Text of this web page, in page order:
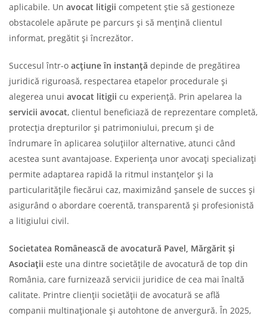
aplicabile. Un avocat litigii competent știe să gestioneze
obstacolele apărute pe parcurs și să mențină clientul
informat, pregătit și încrezător.
Succesul într-o acțiune în instanță depinde de pregătirea
juridică riguroasă, respectarea etapelor procedurale și
alegerea unui avocat litigii cu experiență. Prin apelarea la
servicii avocat, clientul beneficiază de reprezentare completă,
protecția drepturilor și patrimoniului, precum și de
îndrumare în aplicarea soluțiilor alternative, atunci când
acestea sunt avantajoase. Experiența unor avocați specializați
permite adaptarea rapidă la ritmul instanțelor și la
particularitățile fiecărui caz, maximizând șansele de succes și
asigurând o abordare coerentă, transparentă și profesionistă
a litigiului civil.
Societatea Românească de avocatură Pavel, Mărgărit și
Asociații este una dintre societățile de avocatură de top din
România, care furnizează servicii juridice de cea mai înaltă
calitate. Printre clienții societății de avocatură se află
companii multinaționale și autohtone de anvergură. În 2025,